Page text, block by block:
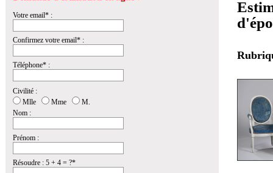
Votre email* :
Confirmez votre email* :
Téléphone* :
Civilité :
Mlle
Mme
M.
Nom :
Prénom :
Résoudre : 5 + 4 = ?*